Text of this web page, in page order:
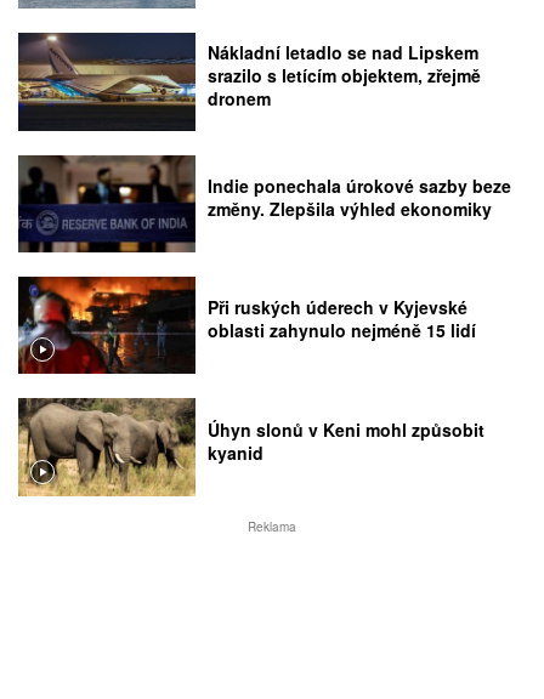
Nákladní letadlo se nad Lipskem
srazilo s letícím objektem, zřejmě
dronem
Indie ponechala úrokové sazby beze
změny. Zlepšila výhled ekonomiky
Při ruských úderech v Kyjevské
oblasti zahynulo nejméně 15 lidí
Úhyn slonů v Keni mohl způsobit
kyanid
Reklama